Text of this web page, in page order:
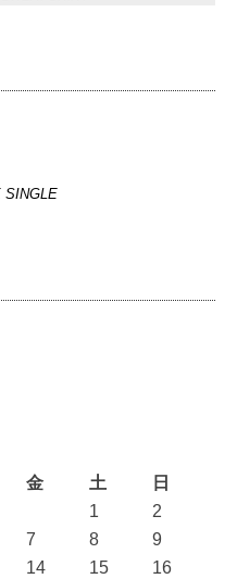
SINGLE
金 土
日
1
2
7 8
9
14 15 16